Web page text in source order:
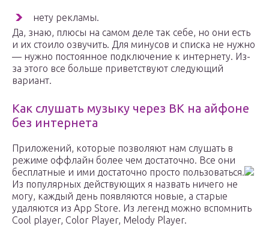
нету рекламы.
Да, знаю, плюсы на самом деле так себе, но они есть
и их стоило озвучить. Для минусов и списка не нужно
— нужно постоянное подключение к интернету. Из-
за этого все больше приветствуют следующий
вариант.
Как слушать музыку через ВК на айфоне
без интернета
Приложений, которые позволяют нам слушать в
режиме оффлайн более чем достаточно. Все они
бесплатные и ими достаточно просто пользоваться.
Из популярных действующих я назвать ничего не
могу, каждый день появляются новые, а старые
удаляются из App Store. Из легенд можно вспомнить
Cool player, Color Player, Melody Player.